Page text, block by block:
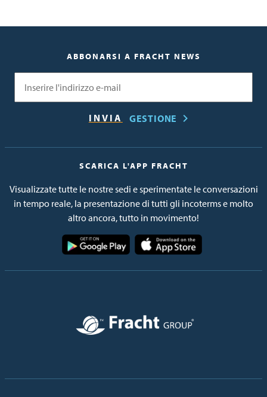
ABBONARSI A FRACHT NEWS
GESTIONE
SCARICA L'APP FRACHT
Visualizzate tutte le nostre sedi e sperimentate le conversazioni
in tempo reale, la presentazione di tutti gli incoterms e molto
altro ancora, tutto in movimento!
Immagine
Immagine